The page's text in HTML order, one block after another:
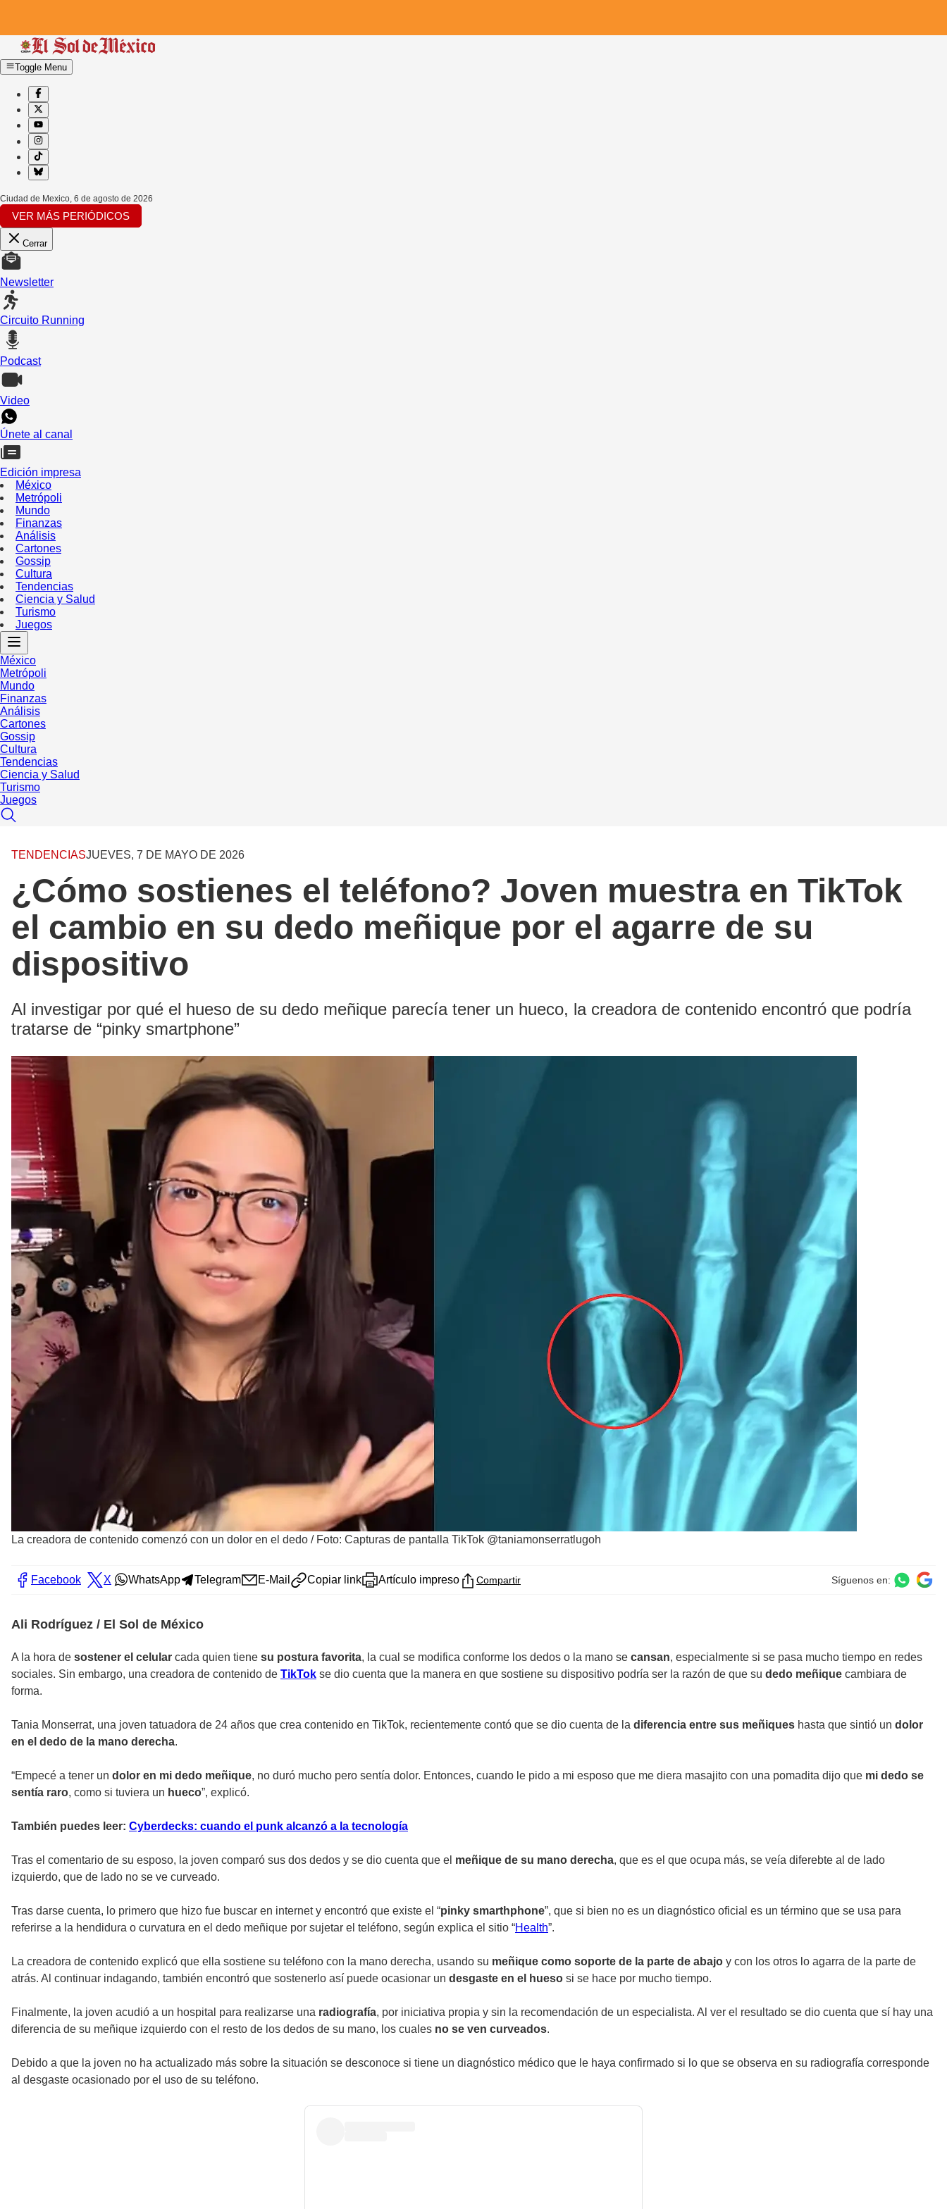
Toggle Menu
Ciudad de Mexico, 6 de agosto de 2026
VER MÁS PERIÓDICOS
Cerrar
Newsletter
Circuito Running
Podcast
Video
Únete al canal
Edición impresa
México
Metrópoli
Mundo
Finanzas
Análisis
Cartones
Gossip
Cultura
Tendencias
Ciencia y Salud
Turismo
Juegos
México
Metrópoli
Mundo
Finanzas
Análisis
Cartones
Gossip
Cultura
Tendencias
Ciencia y Salud
Turismo
Juegos
TENDENCIASJUEVES, 7 DE MAYO DE 2026
¿Cómo sostienes el teléfono? Joven muestra en TikTok
el cambio en su dedo meñique por el agarre de su
dispositivo
Al investigar por qué el hueso de su dedo meñique parecía tener un hueco, la creadora de contenido encontró que podría
tratarse de “pinky smartphone”
La creadora de contenido comenzó con un dolor en el dedo / Foto: Capturas de pantalla TikTok @taniamonserratlugoh
Facebook X WhatsApp Telegram E-Mail Copiar link Artículo impreso Compartir Síguenos en:
Ali Rodríguez / El Sol de México
A la hora de sostener el celular cada quien tiene su postura favorita, la cual se modifica conforme los dedos o la mano se cansan, especialmente si se pasa mucho tiempo en redes
sociales. Sin embargo, una creadora de contenido de TikTok se dio cuenta que la manera en que sostiene su dispositivo podría ser la razón de que su dedo meñique cambiara de
forma.
Tania Monserrat, una joven tatuadora de 24 años que crea contenido en TikTok, recientemente contó que se dio cuenta de la diferencia entre sus meñiques hasta que sintió un dolor
en el dedo de la mano derecha.
“Empecé a tener un dolor en mi dedo meñique, no duró mucho pero sentía dolor. Entonces, cuando le pido a mi esposo que me diera masajito con una pomadita dijo que mi dedo se
sentía raro, como si tuviera un hueco”, explicó.
También puedes leer: Cyberdecks: cuando el punk alcanzó a la tecnología
Tras el comentario de su esposo, la joven comparó sus dos dedos y se dio cuenta que el meñique de su mano derecha, que es el que ocupa más, se veía diferebte al de lado
izquierdo, que de lado no se ve curveado.
Tras darse cuenta, lo primero que hizo fue buscar en internet y encontró que existe el “pinky smarthphone”, que si bien no es un diagnóstico oficial es un término que se usa para
referirse a la hendidura o curvatura en el dedo meñique por sujetar el teléfono, según explica el sitio “Health”.
La creadora de contenido explicó que ella sostiene su teléfono con la mano derecha, usando su meñique como soporte de la parte de abajo y con los otros lo agarra de la parte de
atrás. Al continuar indagando, también encontró que sostenerlo así puede ocasionar un desgaste en el hueso si se hace por mucho tiempo.
Finalmente, la joven acudió a un hospital para realizarse una radiografía, por iniciativa propia y sin la recomendación de un especialista. Al ver el resultado se dio cuenta que sí hay una
diferencia de su meñique izquierdo con el resto de los dedos de su mano, los cuales no se ven curveados.
Debido a que la joven no ha actualizado más sobre la situación se desconoce si tiene un diagnóstico médico que le haya confirmado si lo que se observa en su radiografía corresponde
al desgaste ocasionado por el uso de su teléfono.